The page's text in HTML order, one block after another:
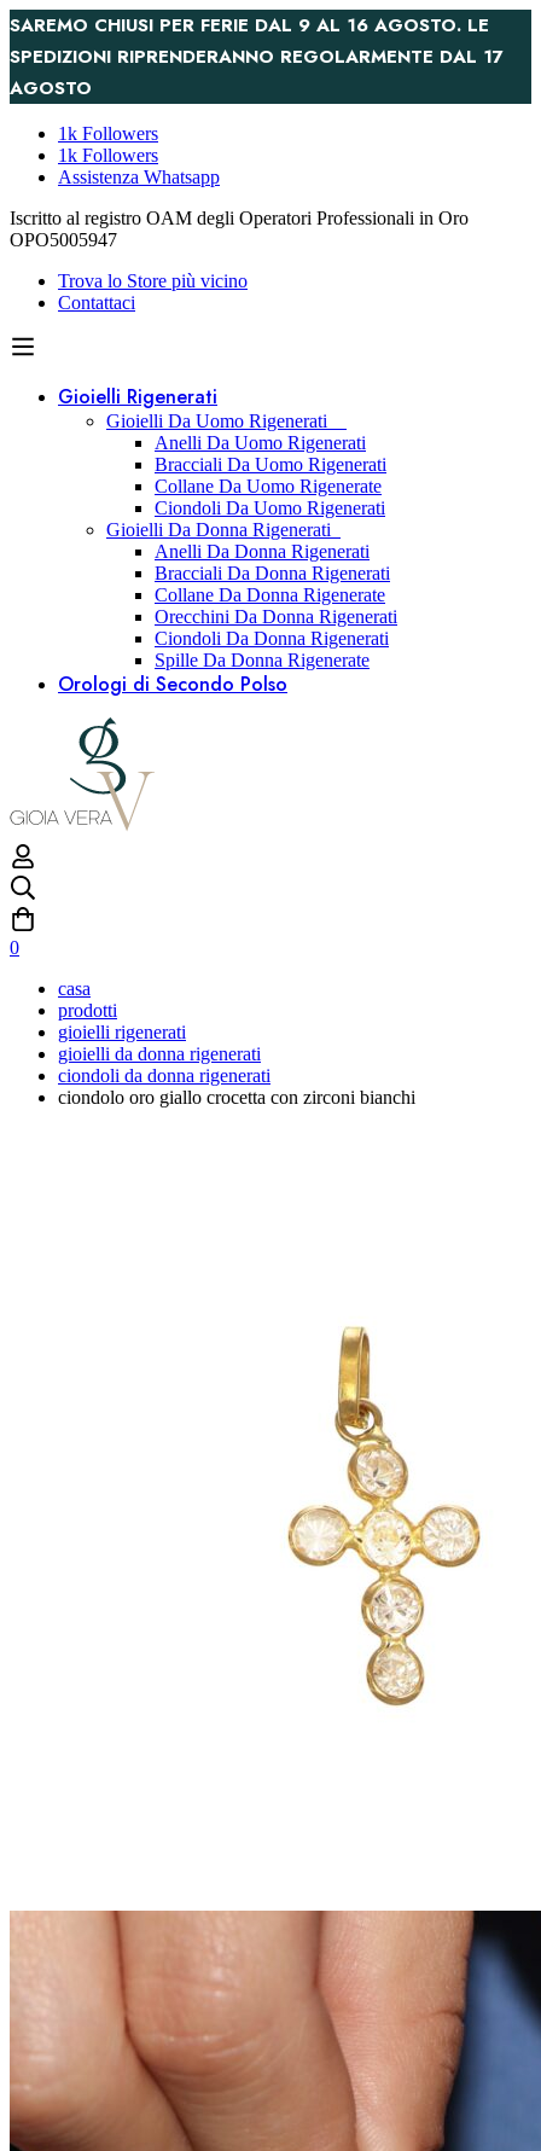
SAREMO CHIUSI PER FERIE DAL 9 AL 16 AGOSTO. LE
SPEDIZIONI RIPRENDERANNO REGOLARMENTE DAL 17
AGOSTO
1k Followers
1k Followers
Assistenza Whatsapp
Iscritto al registro OAM degli Operatori Professionali in Oro
OPO5005947
Trova lo Store più vicino
Contattaci
Gioielli Rigenerati
Gioielli Da Uomo Rigenerati
Anelli Da Uomo Rigenerati
Bracciali Da Uomo Rigenerati
Collane Da Uomo Rigenerate
Ciondoli Da Uomo Rigenerati
Gioielli Da Donna Rigenerati
Anelli Da Donna Rigenerati
Bracciali Da Donna Rigenerati
Collane Da Donna Rigenerate
Orecchini Da Donna Rigenerati
Ciondoli Da Donna Rigenerati
Spille Da Donna Rigenerate
Orologi di Secondo Polso
0
casa
prodotti
gioielli rigenerati
gioielli da donna rigenerati
ciondoli da donna rigenerati
ciondolo oro giallo crocetta con zirconi bianchi